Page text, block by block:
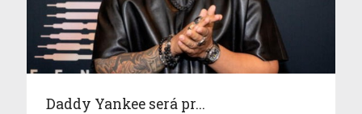
Daddy Yankee será pr...